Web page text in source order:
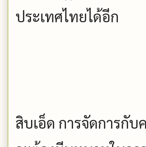
ประเทศไทยได้อีก
สิบเอ็ด การจัดการกั